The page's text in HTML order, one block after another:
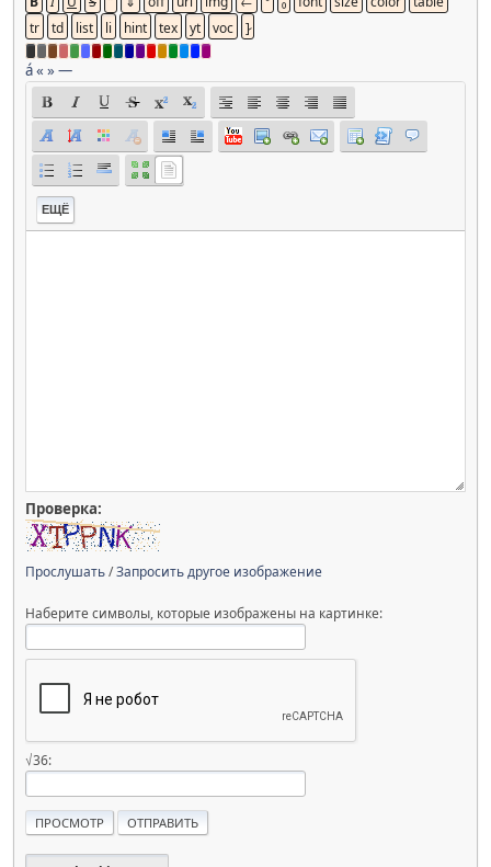
á« »—
ЕЩЁ
Проверка:
Прослушать/Запросить другое изображение
Наберите символы, которые изображены на картинке:
√36: